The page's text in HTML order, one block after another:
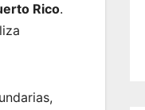
Rico.